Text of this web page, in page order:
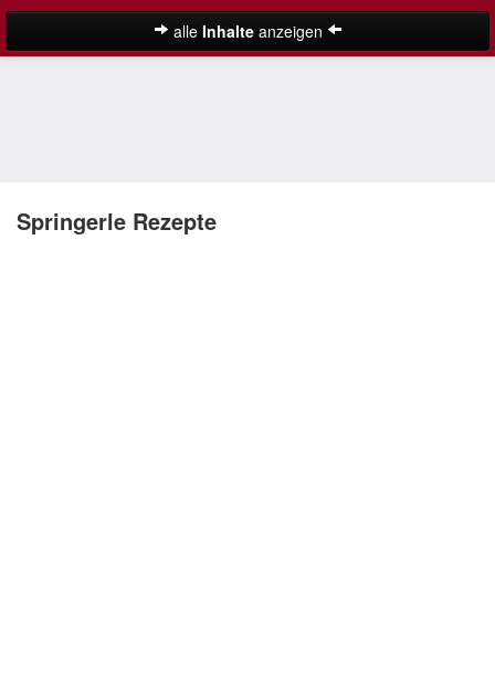
alle Inhalteanzeigen
Eierlikör Plätzchen
Springerle Rezepte